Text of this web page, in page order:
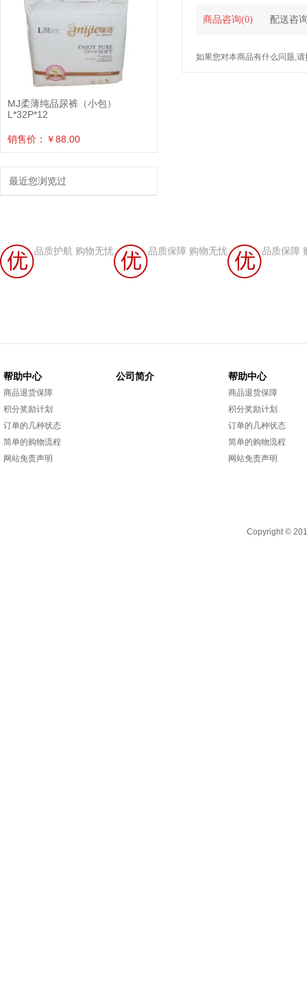
商品咨询(0) 配送咨
如果您对本商品有什么问题,请
MJ柔薄纯品尿裤（小包）
L*32P*12
销售价：￥88.00
最近您浏览过
品质护航 购物无忧 品质保障 购物无忧 品质保障
帮助中心
商品退货保障
积分奖励计划
订单的几种状态
简单的购物流程
网站免责声明
公司简介 帮助中心
商品退货保障
积分奖励计划
订单的几种状态
简单的购物流程
网站免责声明
Copyright ©